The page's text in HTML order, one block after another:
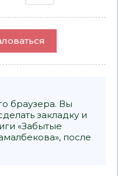
браузера. Вы
закладку и
«Забытые
после